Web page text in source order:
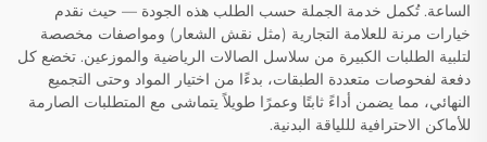
الساعة. تُكمل خدمة الجملة حسب الطلب هذه الجودة — حيث نقدم
خيارات مرنة للعلامة التجارية (مثل نقش الشعار) ومواصفات مخصصة
لتلبية الطلبات الكبيرة من سلاسل الصالات الرياضية والموزعين. تخضع كل
دفعة لفحوصات متعددة الطبقات، بدءًا من اختيار المواد وحتى التجميع
النهائي، مما يضمن أداءً ثابتًا وعمرًا طويلاً يتماشى مع المتطلبات الصارمة
للأماكن الاحترافية لللياقة البدنية.